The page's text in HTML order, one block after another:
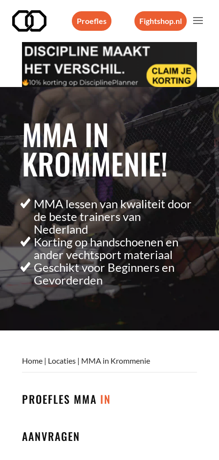
Proefles Fightshop.nl
Videospeler
MMA IN
KROMMENIE!
MMA lessen van kwaliteit door
de beste trainers van
Nederland
Korting op handschoenen en
ander vechtsport materiaal
Geschikt voor Beginners en
Gevorderden
Home| Locaties| MMA in Krommenie
PROEFLES MMA IN
AANVRAGEN